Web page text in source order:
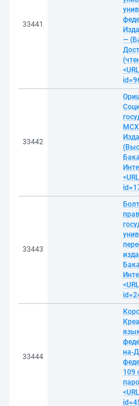
33441
—
33442
33443
33444
на-
109